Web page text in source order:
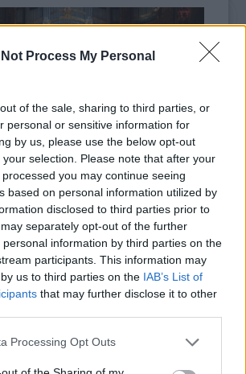
Not Process My Personal
of the sale, sharing to third parties, or
personal or sensitive information for
by us, please use the below opt-out
selection. Please note that after your
you may continue seeing
based on personal information utilized by
disclosed to third parties prior to
separately opt-out of the further
information by third parties on the
participants. This information may
us to third parties on the IAB’s List of
that may further disclose it to other
website/app uses one or more Google
Processing Opt Outs
készültek. A társulat jelmezeiből is
társulat tagjai lendületes élő táncképekkel
Előhang
című verséből választottak:
viselem
ízesül
tart
repertoáron minden korosztályt
évadban 7 új előadást mutattak be,
van fókuszban. A Bernarda
születik újjá, aTaven Baxtale! -
és
Tántorgók – a hazát elhagyók
is a társulat legnépszerűbb produkciói.
küldetése atehetséggondozás, három
(Győr, Szentendre, Budapest) vezetnek
koncert: SoNoRo 20 & FAB
és Kokas Katalin hegedűművész-
Fesztivál Akadémia Budapest 2025-
évfordulóját. 2025 azonban nemcsak a
partnere, a romániai SoNoRo életében
a Razvan Popovici brácsaművész
idén ünnepli 20 évestovább